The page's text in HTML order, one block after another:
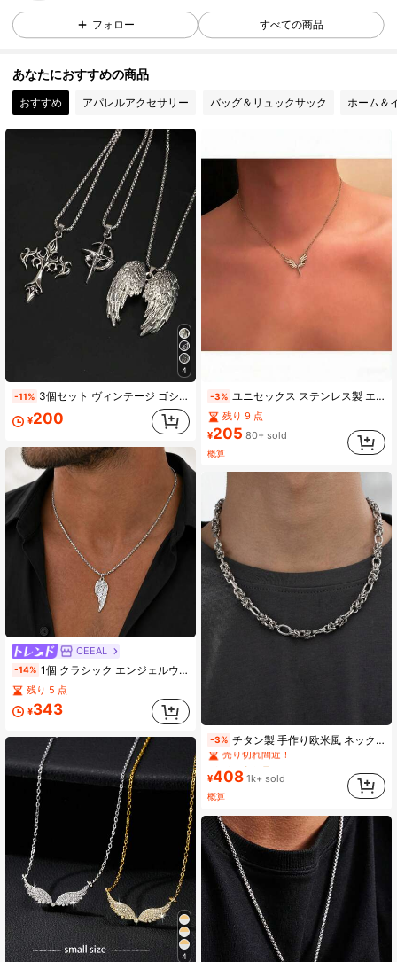
4.91
4.91 4K フォロワー
4K フォロワー
4.91 4K フォロワー
4.91 4K フォロワー
4K フォロワー
4K フォロワー
4K フォロワー
フォロー すべての商品
あなたにおすすめの商品
おすすめ アパレルアクセサリー バッグ＆リュックサック ホーム＆
4
-11% 3個セット ヴィンテージ ゴシック ヒップホップスタイル クロス エンジェルウィング ペンダント キラキラ星 ネックレス ステンレススチール NKチェーン メンズネックレスセット
¥200
CEEAL
-14% 1個 クラシック エンジェルウィング ペンダント ゴールド/シルバー ステンレススチール チェーンネックレス メンズ用
残り 5 点
¥343
4
-3% ユニセックス ステンレス製 エンジェルウィングネックレス、パーソナライズデザイン エレガントヒップホップ 多用途アクセサリー、ハロウィン、音楽フェス、クリスマス、新年、バレンタインデーなどのホリデーに適しています
残り 9 点
¥205 80+ sold
概算
-3% チタン製 手作り欧米風 ネックレス 1個、退色せず、アイテム、男女兼用、カップルに最適
#6 ベストセラー
カジュアル メンズチェーンネックレス
売り切れ間近！
(1000+)
#6 ベストセラー
売り切れ間近！
#6 ベストセラー
売り切れ間近！
#6 ベストセラー
カジュアル メンズチェーンネックレス
(1000+)
¥408 1k+ sold
概算